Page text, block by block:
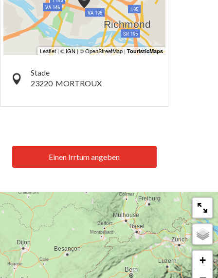
Stade
23220 MORTROUX
Einen Irrtum angeben
+